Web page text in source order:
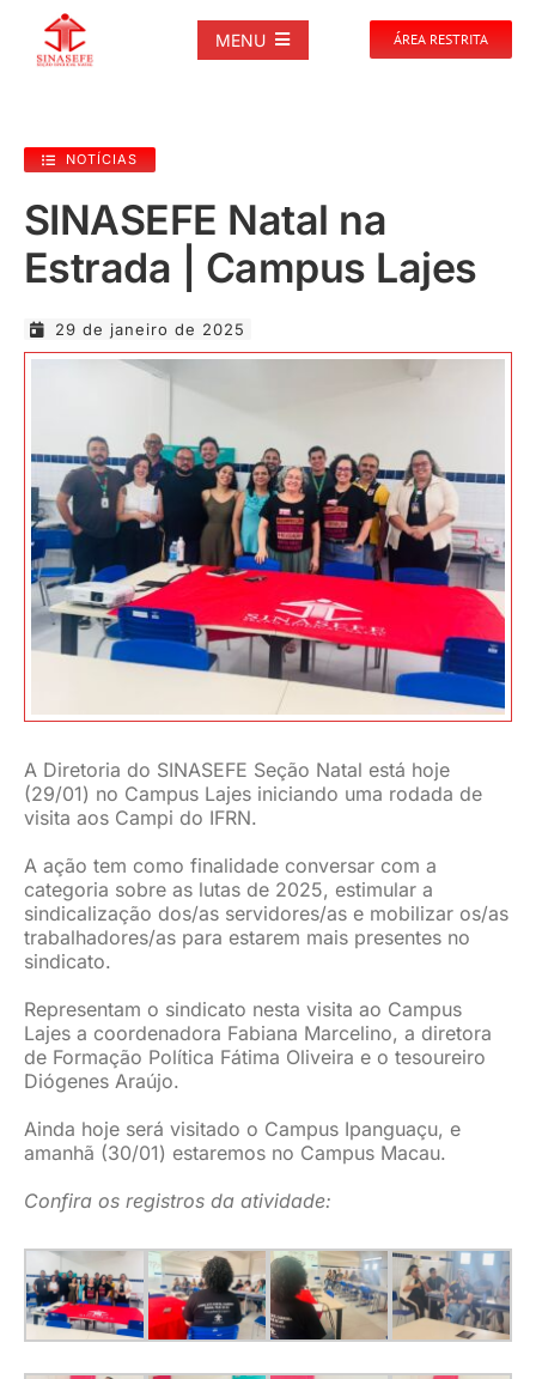
MENU
NOTÍCIAS
PUBLICAÇÕES
DOCUMENTOS
EVENTOS
JURÍDICO
CLUBE
ÁREA RESTRITA
NOTÍCIAS
SINASEFE Natal na
Estrada | Campus Lajes
29 de janeiro de 2025
A Diretoria do SINASEFE Seção Natal está hoje
(29/01) no Campus Lajes iniciando uma rodada de
visita aos Campi do IFRN.
A ação tem como finalidade conversar com a
categoria sobre as lutas de 2025, estimular a
sindicalização dos/as servidores/as e mobilizar os/as
trabalhadores/as para estarem mais presentes no
sindicato.
Representam o sindicato nesta visita ao Campus
Lajes a coordenadora Fabiana Marcelino, a diretora
de Formação Política Fátima Oliveira e o tesoureiro
Diógenes Araújo.
Ainda hoje será visitado o Campus Ipanguaçu, e
amanhã (30/01) estaremos no Campus Macau.
Confira os registros da atividade: